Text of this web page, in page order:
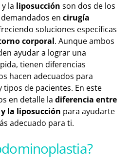
y la liposucción son dos de los
en cirugía
soluciones específicas
corporal. Aunque ambos
ayudar a lograr una
tienen diferencias
hacen adecuados para
de pacientes. En este
en detalle la diferencia entre
la liposucción para ayudarte
adecuado para ti.